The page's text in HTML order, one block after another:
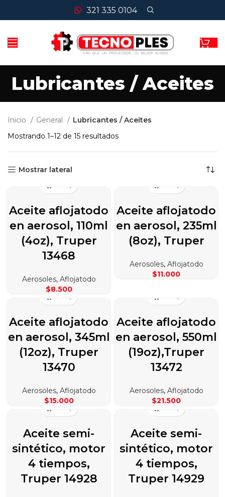
321 335 0104
Lubricantes / Aceites
Inicio General
Lubricantes / Aceites
Mostrando 1–12 de 15 resultados
Mostrar lateral
Aceite aflojatodo
en aerosol, 110ml
(4oz), Truper
13468
Aerosoles, Aflojatodo
$8.500
Aceite aflojatodo
en aerosol, 235ml
(8oz), Truper
Aerosoles, Aflojatodo
$11.000
Aceite aflojatodo
en aerosol, 345ml
(12oz), Truper
13470
Aerosoles, Aflojatodo
$15.000
Aceite aflojatodo
en aerosol, 550ml
(19oz),Truper
13472
Aerosoles, Aflojatodo
$21.500
Aceite semi-
sintético, motor
4 tiempos,
Truper 14928
Aceite semi-
sintético, motor
4 tiempos,
Truper 14929